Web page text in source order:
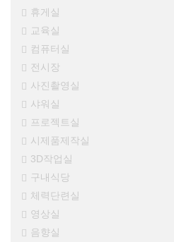
휴게실
교육실
컴퓨터실
전시장
사진촬영실
샤워실
프로젝트실
시제품제작실
3D작업실
구내식당
체력단련실
영상실
음향실